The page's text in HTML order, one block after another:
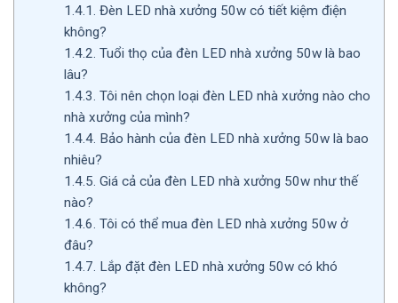
1.4.1. Đèn LED nhà xưởng 50w có tiết kiệm điện
không?
1.4.2. Tuổi thọ của đèn LED nhà xưởng 50w là bao
lâu?
1.4.3. Tôi nên chọn loại đèn LED nhà xưởng nào cho
nhà xưởng của mình?
1.4.4. Bảo hành của đèn LED nhà xưởng 50w là bao
nhiêu?
1.4.5. Giá cả của đèn LED nhà xưởng 50w như thế
nào?
1.4.6. Tôi có thể mua đèn LED nhà xưởng 50w ở
đâu?
1.4.7. Lắp đặt đèn LED nhà xưởng 50w có khó
không?